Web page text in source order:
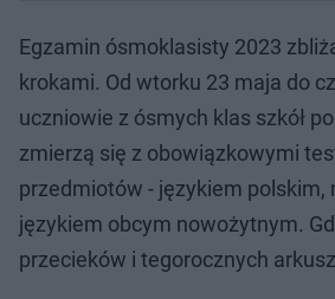
Egzamin ósmoklasisty 2023
krokami. Od wtorku 23 maja do
uczniowie z ósmych klas szkół
zmierzą się z obowiązkowymi
przedmiotów - językiem polskim,
językiem obcym nowożytnym.
przecieków i tegorocznych